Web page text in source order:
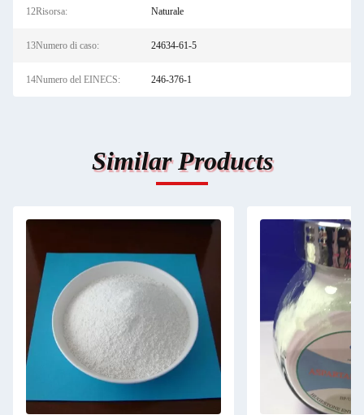
12Risorsa: Naturale
13Numero di caso: 24634-61-5
14Numero del EINECS: 246-376-1
Similar Products